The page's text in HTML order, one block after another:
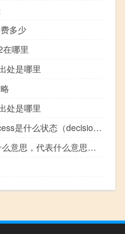
多少
哪里
处是哪里
处是哪里
decision in process是什么状态（decision in process）
网络用语87是什么意思，代表什么意思什么梗